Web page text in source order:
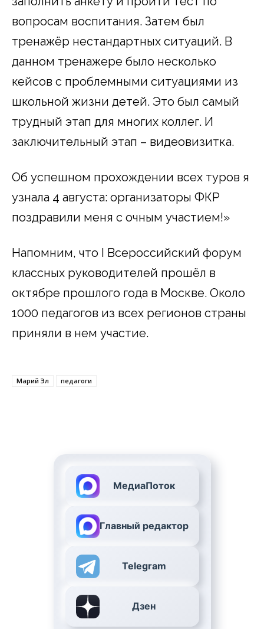
вопросам воспитания. Затем был
тренажёр нестандартных ситуаций. В
данном тренажере было несколько
кейсов с проблемными ситуациями из
школьной жизни детей. Это был самый
трудный этап для многих коллег. И
заключительный этап – видеовизитка.
Об успешном прохождении всех туров я
узнала 4 августа: организаторы ФКР
поздравили меня с очным участием!»
Напомним, что I Всероссийский форум
классных руководителей прошёл в
октябре прошлого года в Москве. Около
1000 педагогов из всех регионов страны
приняли в нем участие.
Марий Эл педагоги
МедиаПоток
Главный редактор
Telegram
Дзен